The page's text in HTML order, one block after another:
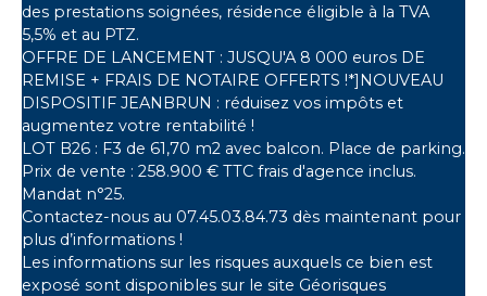
des prestations soignées, résidence éligible à la TVA
5,5% et au PTZ.
OFFRE DE LANCEMENT : JUSQU'A 8 000 euros DE
REMISE + FRAIS DE NOTAIRE OFFERTS !*]NOUVEAU
DISPOSITIF JEANBRUN : réduisez vos impôts et
augmentez votre rentabilité !
LOT B26 : F3 de 61,70 m2 avec balcon. Place de parking.
Prix de vente : 258.900 € TTC frais d'agence inclus.
Mandat n°25.
Contactez-nous au 07.45.03.84.73 dès maintenant pour
plus d’informations !
Les informations sur les risques auxquels ce bien est
exposé sont disponibles sur le site Géorisques